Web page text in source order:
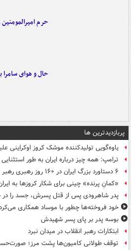
حرم
حال و هوای سامرا
پربازدیدترین ها
یاوه‌گویی تولیدکننده موشک کروز اوکراینی
ترامپ: همه چیز درباره ایران به طور
۶ دستاورد بزرگ ایران در ۱۶۰ روز رهبری رهبر انقلاب
«کمانِ پرنده» چینی برای شکار کروزها به
پدر شاهرودی پس از قتل پسرش، جسد را در
خود فروخته‌ها چطور با موساد همکاری
بوسه‌ پدر بر پای پسر شهیدش
ابتکارات رهبر انقلاب در میدان نبرد
توقف طولانی کامیون‌ها پشت مرز؛